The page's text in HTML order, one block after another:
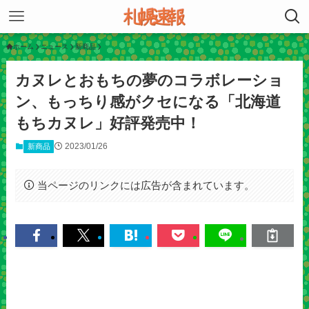
ホーム ニュース 新商品
カヌレとおもちの夢のコラボレーショ
ン、もっちり感がクセになる「北海道
もちカヌレ」好評発売中！
新商品 2023/01/26
当ページのリンクには広告が含まれています。